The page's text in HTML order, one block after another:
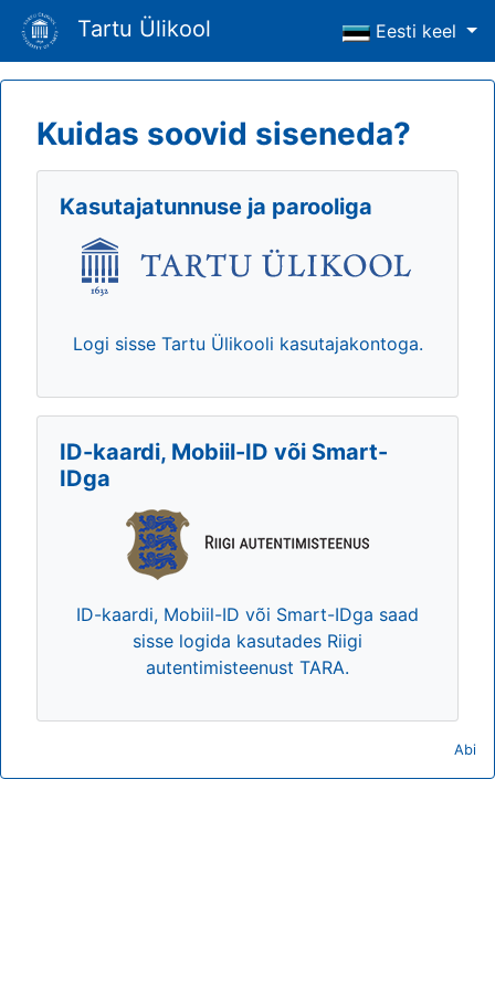
Tartu Ülikool Eesti keel
Kuidas soovid siseneda?
Kasutajatunnuse ja parooliga
Logi sisse Tartu Ülikooli kasutajakontoga.
ID-kaardi, Mobiil-ID või Smart-
IDga
ID-kaardi, Mobiil-ID või Smart-IDga saad
sisse logida kasutades Riigi
autentimisteenust TARA.
Abi